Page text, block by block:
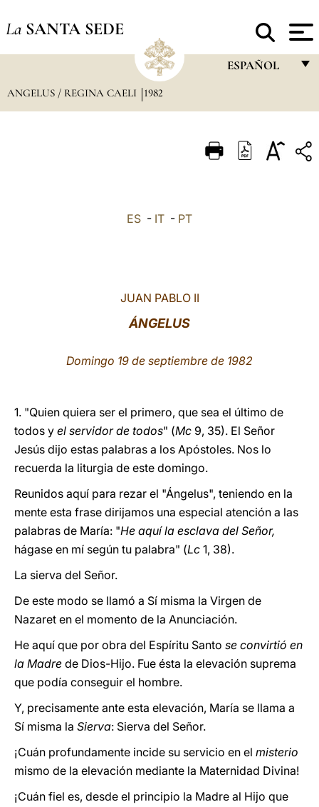
La SANTA SEDE
ESPAÑOL
ITALIANO
ANGELUS / REGINA CAELI 1982
ES - IT - PT
JUAN PABLO II
ÁNGELUS
Domingo 19 de septiembre de 1982
1. "Quien quiera ser el primero, que sea el último de
todos y el servidor de todos" (Mc 9, 35). El Señor
Jesús dijo estas palabras a los Apóstoles. Nos lo
recuerda la liturgia de este domingo.
Reunidos aquí para rezar el "Ángelus", teniendo en la
mente esta frase dirijamos una especial atención a las
palabras de María: "He aquí la esclava del Señor,
hágase en mí según tu palabra" (Lc 1, 38).
La sierva del Señor.
De este modo se llamó a Sí misma la Virgen de
Nazaret en el momento de la Anunciación.
He aquí que por obra del Espíritu Santo se convirtió en
la Madre de Dios-Hijo. Fue ésta la elevación suprema
que podía conseguir el hombre.
Y, precisamente ante esta elevación, María se llama a
Sí misma la Sierva: Sierva del Señor.
¡Cuán profundamente incide su servicio en el misterio
mismo de la elevación mediante la Maternidad Divina!
¡Cuán fiel es, desde el principio la Madre al Hijo que